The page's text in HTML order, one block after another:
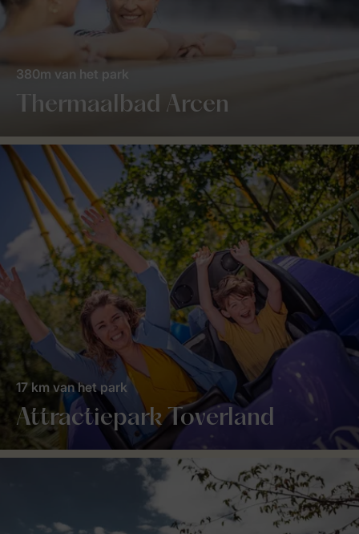
Thermaalbad Arcen
380m van het park
Attractiepark Toverland
17 km van het park